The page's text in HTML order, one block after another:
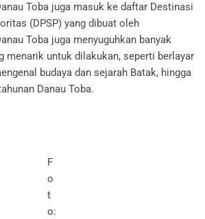
Toba juga masuk ke daftar Destinasi
(DPSP) yang dibuat oleh
Toba juga menyuguhkan banyak
menarik untuk dilakukan, seperti berlayar
budaya dan sejarah Batak, hingga
Danau Toba.
F
o
t
o: